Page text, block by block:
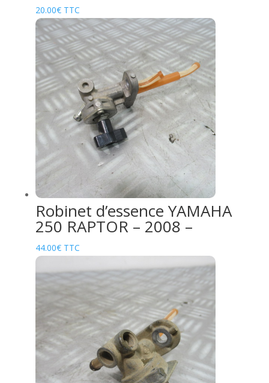
20.00€ TTC
Robinet d’essence YAMAHA
250 RAPTOR – 2008 –
44.00€ TTC